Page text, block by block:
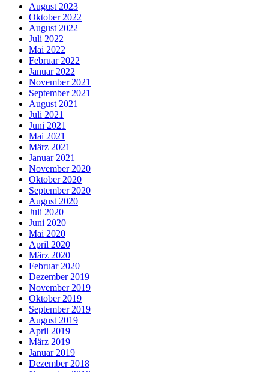
August 2023
Oktober 2022
August 2022
Juli 2022
Mai 2022
Februar 2022
Januar 2022
November 2021
September 2021
August 2021
Juli 2021
Juni 2021
Mai 2021
März 2021
Januar 2021
November 2020
Oktober 2020
September 2020
August 2020
Juli 2020
Juni 2020
Mai 2020
April 2020
März 2020
Februar 2020
Dezember 2019
November 2019
Oktober 2019
September 2019
August 2019
April 2019
März 2019
Januar 2019
Dezember 2018